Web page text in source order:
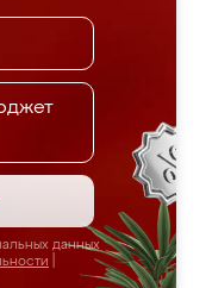
данных